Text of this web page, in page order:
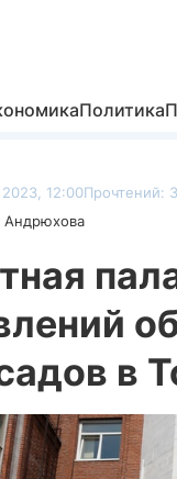
Политика
12:00Прочтений:
Андрюхова
в